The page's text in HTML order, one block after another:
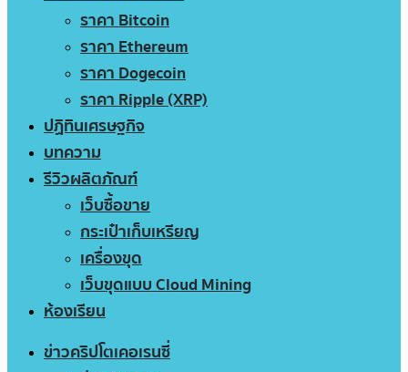
ราคา Bitcoin
ราคา Ethereum
ราคา Dogecoin
ราคา Ripple (XRP)
ปฏิทินเศรษฐกิจ
บทความ
รีวิวผลิตภัณฑ์
เว็บซื้อขาย
กระเป๋าเก็บเหรียญ
เครื่องขุด
เว็บขุดแบบ Cloud Mining
ห้องเรียน
ข่าวคริปโตเคอเรนซี่